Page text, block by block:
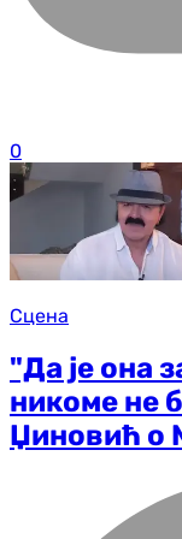
0
Сцена
"Да је она
никоме не
Џиновић о